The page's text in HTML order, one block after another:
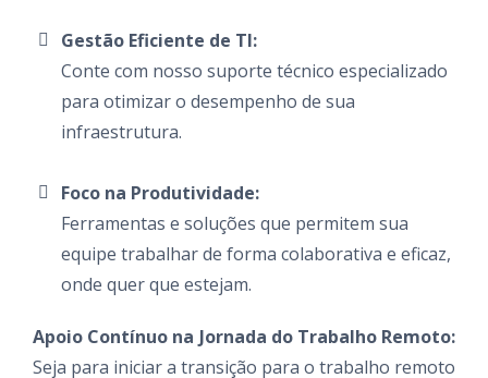
Gestão Eficiente de TI:
Conte com nosso suporte técnico especializado
para otimizar o desempenho de sua
infraestrutura.
Foco na Produtividade:
Ferramentas e soluções que permitem sua
equipe trabalhar de forma colaborativa e eficaz,
onde quer que estejam.
Apoio Contínuo na Jornada do Trabalho Remoto:
Seja para iniciar a transição para o trabalho remoto